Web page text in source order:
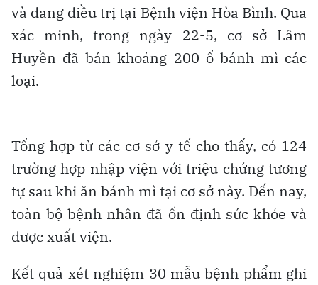
và đang điều trị tại Bệnh viện Hòa Bình. Qua
xác minh, trong ngày 22-5, cơ sở Lâm
Huyền đã bán khoảng 200 ổ bánh mì các
loại.
Tổng hợp từ các cơ sở y tế cho thấy, có 124
trường hợp nhập viện với triệu chứng tương
tự sau khi ăn bánh mì tại cơ sở này. Đến nay,
toàn bộ bệnh nhân đã ổn định sức khỏe và
được xuất viện.
Kết quả xét nghiệm 30 mẫu bệnh phẩm ghi